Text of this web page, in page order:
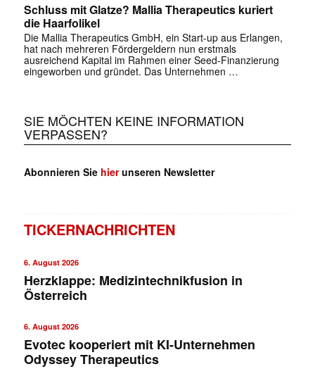
Schluss mit Glatze? Mallia Therapeutics kuriert
die Haarfolikel
Die Mallia Therapeutics GmbH, ein Start-up aus Erlangen,
hat nach mehreren Fördergeldern nun erstmals
ausreichend Kapital im Rahmen einer Seed-Finanzierung
eingeworben und gründet. Das Unternehmen …
SIE MÖCHTEN KEINE INFORMATION
VERPASSEN?
Abonnieren Sie hierunseren Newsletter
TICKERNACHRICHTEN
6. August 2026
Herzklappe: Medizintechnikfusion in
Österreich
6. August 2026
Evotec kooperiert mit KI-Unternehmen
Odyssey Therapeutics